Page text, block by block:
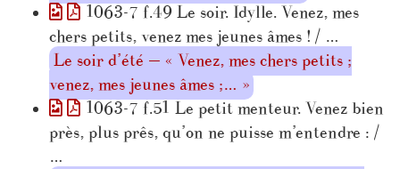
1063-7 f.49 Le soir. Idylle. Venez, mes
chers petits, venez mes jeunes âmes ! / …
Le soir d’été — « Venez, mes chers petits ;
venez, mes jeunes âmes ;… »
1063-7 f.51 Le petit menteur. Venez bien
près, plus prês, qu’on ne puisse m’entendre : /
…